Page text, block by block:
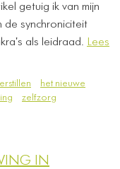
getuig ik van mijn
de synchroniciteit
als leidraad. Lees
het nieuwe
zelfzorg
IN